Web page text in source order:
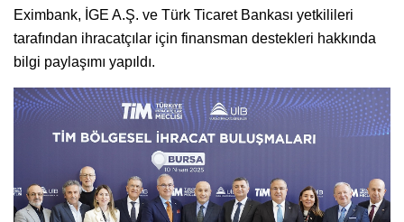
Eximbank, İGE A.Ş. ve Türk Ticaret Bankası yetkilileri
tarafından ihracatçılar için finansman destekleri hakkında
bilgi paylaşımı yapıldı.